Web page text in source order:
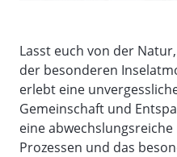
Lasst euch von der
der besonderen
erlebt eine
Gemeinschaft und
eine
Prozessen und das